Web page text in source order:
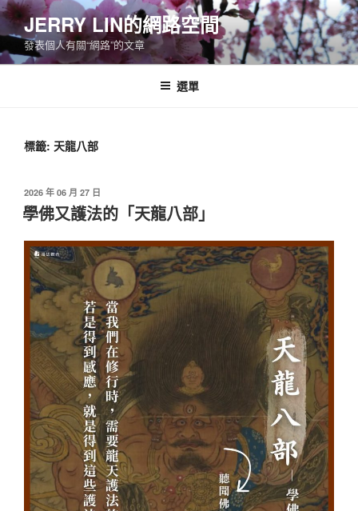
跳
至
主
要
JERRY LIN的網路空間
發表個人有關“網路”的文章
選單
標籤: 天龍八部
發
佈
於
2026 年 06 月 27 日
學佛又護法的「天龍八部」